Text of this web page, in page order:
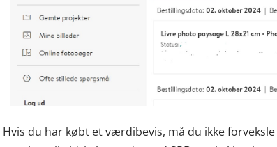
Hvis du har købt et værdibevis, må du ikke